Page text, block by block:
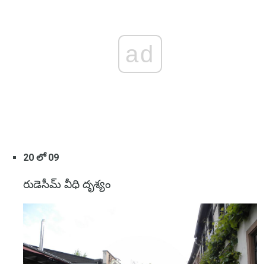
ad
20 లో 09
రుడెసీమ్ వీధి దృశ్యం